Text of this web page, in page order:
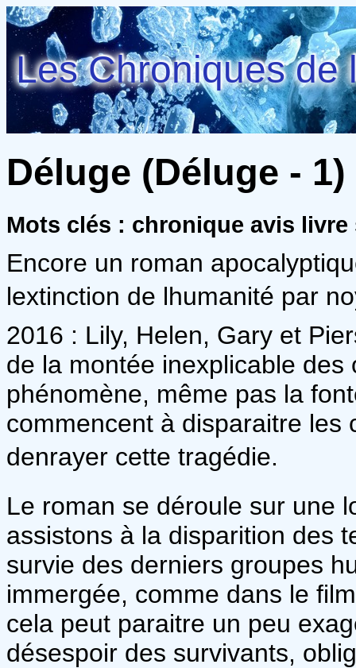
Les Chroniques de
Déluge (Déluge -
Mots clés : chronique avis
Encore un roman
lextinction de lhumanité par
2016 : Lily, Helen, Gary et
de la montée inexplicable
phénomène, même pas la
commencent à disparaitre les
denrayer cette tragédie.
Le roman se déroule sur une
assistons à la disparition des
survie des derniers groupes
immergée, comme dans le
cela peut paraitre un peu
désespoir des survivants,